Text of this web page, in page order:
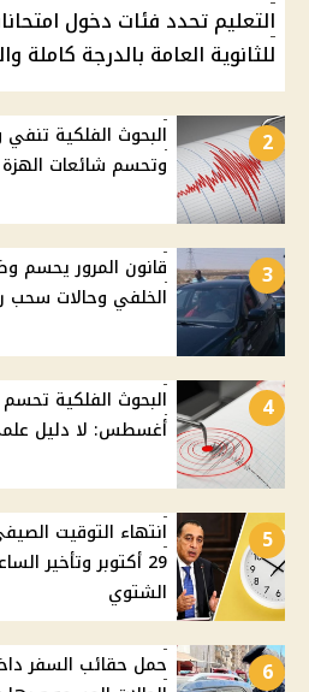
للثانوية العامة بالدرجة كاملة
2
البحوث الفلكية
وتحسم شائعات الهزة
3
قانون المرور يحسم
الخلفي وحالات سحب
4
أغسطس: لا دليل
5
الشتوي
6
حمل حقائب السفر